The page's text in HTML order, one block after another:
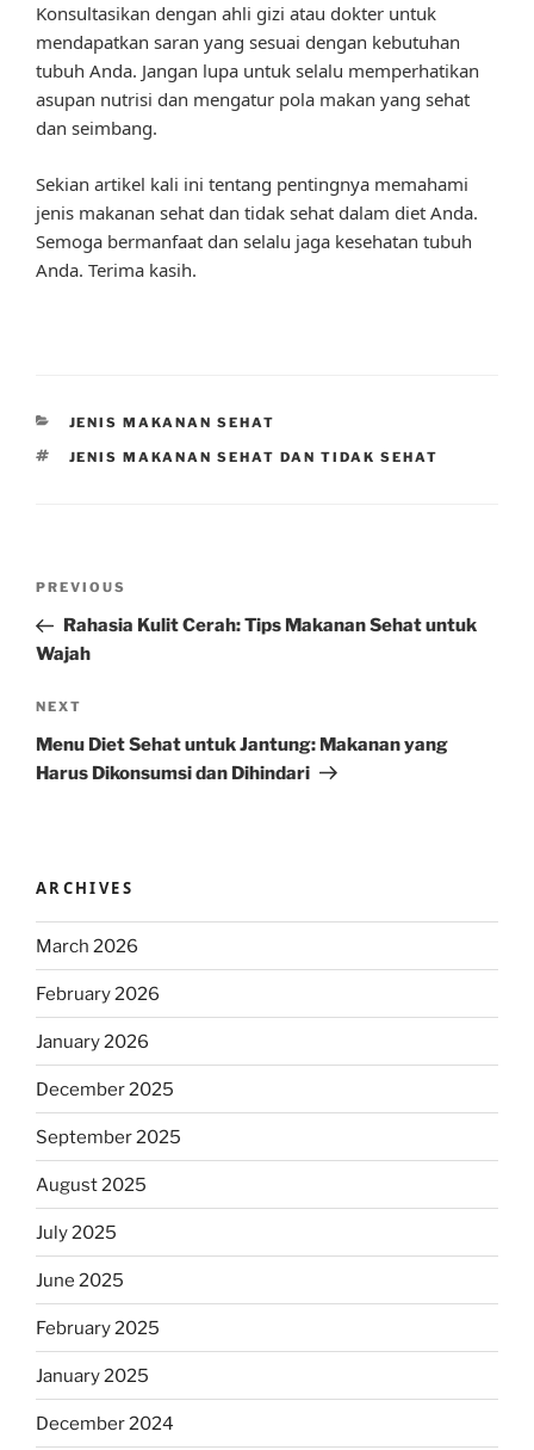
Konsultasikan dengan ahli gizi atau dokter untuk
mendapatkan saran yang sesuai dengan kebutuhan
tubuh Anda. Jangan lupa untuk selalu memperhatikan
asupan nutrisi dan mengatur pola makan yang sehat
dan seimbang.
Sekian artikel kali ini tentang pentingnya memahami
jenis makanan sehat dan tidak sehat dalam diet Anda.
Semoga bermanfaat dan selalu jaga kesehatan tubuh
Anda. Terima kasih.
CATEGORIES
JENIS MAKANAN SEHAT
TAGS
JENIS MAKANAN SEHAT DAN TIDAK SEHAT
Previous
Post
PREVIOUS
Rahasia Kulit Cerah: Tips Makanan Sehat untuk
Wajah
Next
Post
NEXT
Menu Diet Sehat untuk Jantung: Makanan yang
Harus Dikonsumsi dan Dihindari
ARCHIVES
March 2026
February 2026
January 2026
December 2025
September 2025
August 2025
July 2025
June 2025
February 2025
January 2025
December 2024